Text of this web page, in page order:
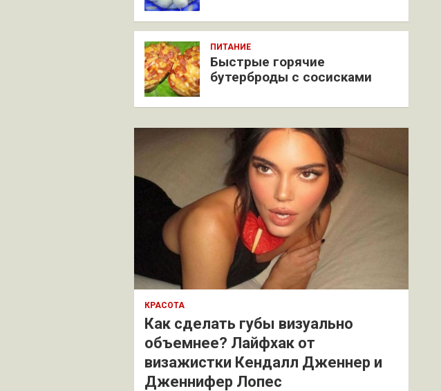
ПИТАНИЕ
Быстрые горячие
бутерброды с сосисками
КРАСОТА
Как сделать губы визуально
объемнее? Лайфхак от
визажистки Кендалл Дженнер и
Дженнифер Лопес